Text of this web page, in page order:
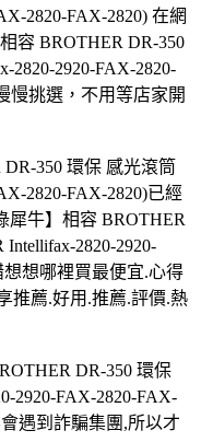
2820-FAX-2820) 在網
容 BROTHER DR-350
2820-2920-FAX-2820-
慢挑選，不用等店家開
350 環保 感光滾筒
2820-FAX-2820)已經
犀牛】相容 BROTHER
2820-2920-
想哪裡買最便宜.心得
推薦.好用.推薦.評價.熱
DR-350 環保
2920-FAX-2820-FAX-
遇到詐騙集團,所以才